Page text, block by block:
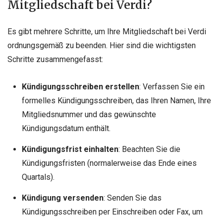
Mitgliedschaft bei Verdi?
Es gibt mehrere Schritte, um Ihre Mitgliedschaft bei Verdi
ordnungsgemäß zu beenden. Hier sind die wichtigsten
Schritte zusammengefasst:
Kündigungsschreiben erstellen: Verfassen Sie ein
formelles Kündigungsschreiben, das Ihren Namen, Ihre
Mitgliedsnummer und das gewünschte
Kündigungsdatum enthält.
Kündigungsfrist einhalten: Beachten Sie die
Kündigungsfristen (normalerweise das Ende eines
Quartals).
Kündigung versenden: Senden Sie das
Kündigungsschreiben per Einschreiben oder Fax, um